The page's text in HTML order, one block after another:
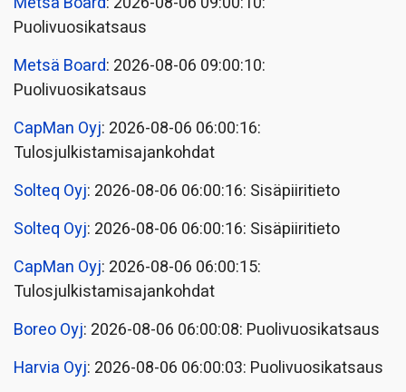
Puolivuosikatsaus
Metsä Board: 2026-08-06 09:00:10:
Puolivuosikatsaus
CapMan Oyj: 2026-08-06 06:00:16:
Tulosjulkistamisajankohdat
Solteq Oyj: 2026-08-06 06:00:16: Sisäpiiritieto
Solteq Oyj: 2026-08-06 06:00:16: Sisäpiiritieto
CapMan Oyj: 2026-08-06 06:00:15:
Tulosjulkistamisajankohdat
Boreo Oyj: 2026-08-06 06:00:08: Puolivuosikatsaus
Harvia Oyj: 2026-08-06 06:00:03: Puolivuosikatsaus